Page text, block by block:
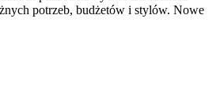
potrzeb, budżetów i stylów. Nowe